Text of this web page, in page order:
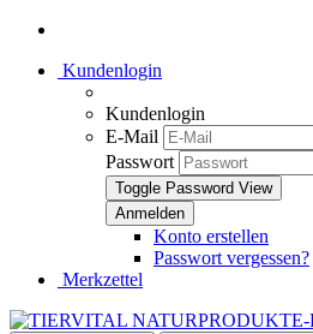
Kundenlogin
Kundenlogin
E-Mail
Passwort
Toggle Password View
Konto erstellen
Passwort vergessen?
Merkzettel